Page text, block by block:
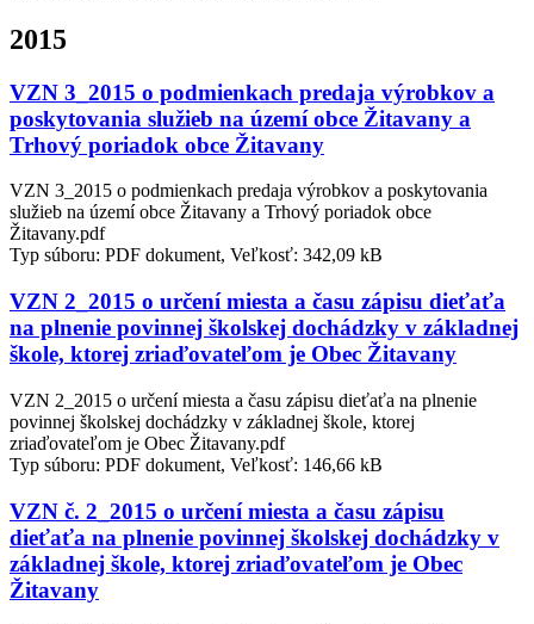
2015
VZN 3_2015 o podmienkach predaja výrobkov a
poskytovania služieb na území obce Žitavany a
Trhový poriadok obce Žitavany
VZN 3_2015 o podmienkach predaja výrobkov a poskytovania
služieb na území obce Žitavany a Trhový poriadok obce
Žitavany.pdf
Typ súboru: PDF dokument, Veľkosť: 342,09 kB
VZN 2_2015 o určení miesta a času zápisu dieťaťa
na plnenie povinnej školskej dochádzky v základnej
škole, ktorej zriaďovateľom je Obec Žitavany
VZN 2_2015 o určení miesta a času zápisu dieťaťa na plnenie
povinnej školskej dochádzky v základnej škole, ktorej
zriaďovateľom je Obec Žitavany.pdf
Typ súboru: PDF dokument, Veľkosť: 146,66 kB
VZN č. 2_2015 o určení miesta a času zápisu
dieťaťa na plnenie povinnej školskej dochádzky v
základnej škole, ktorej zriaďovateľom je Obec
Žitavany